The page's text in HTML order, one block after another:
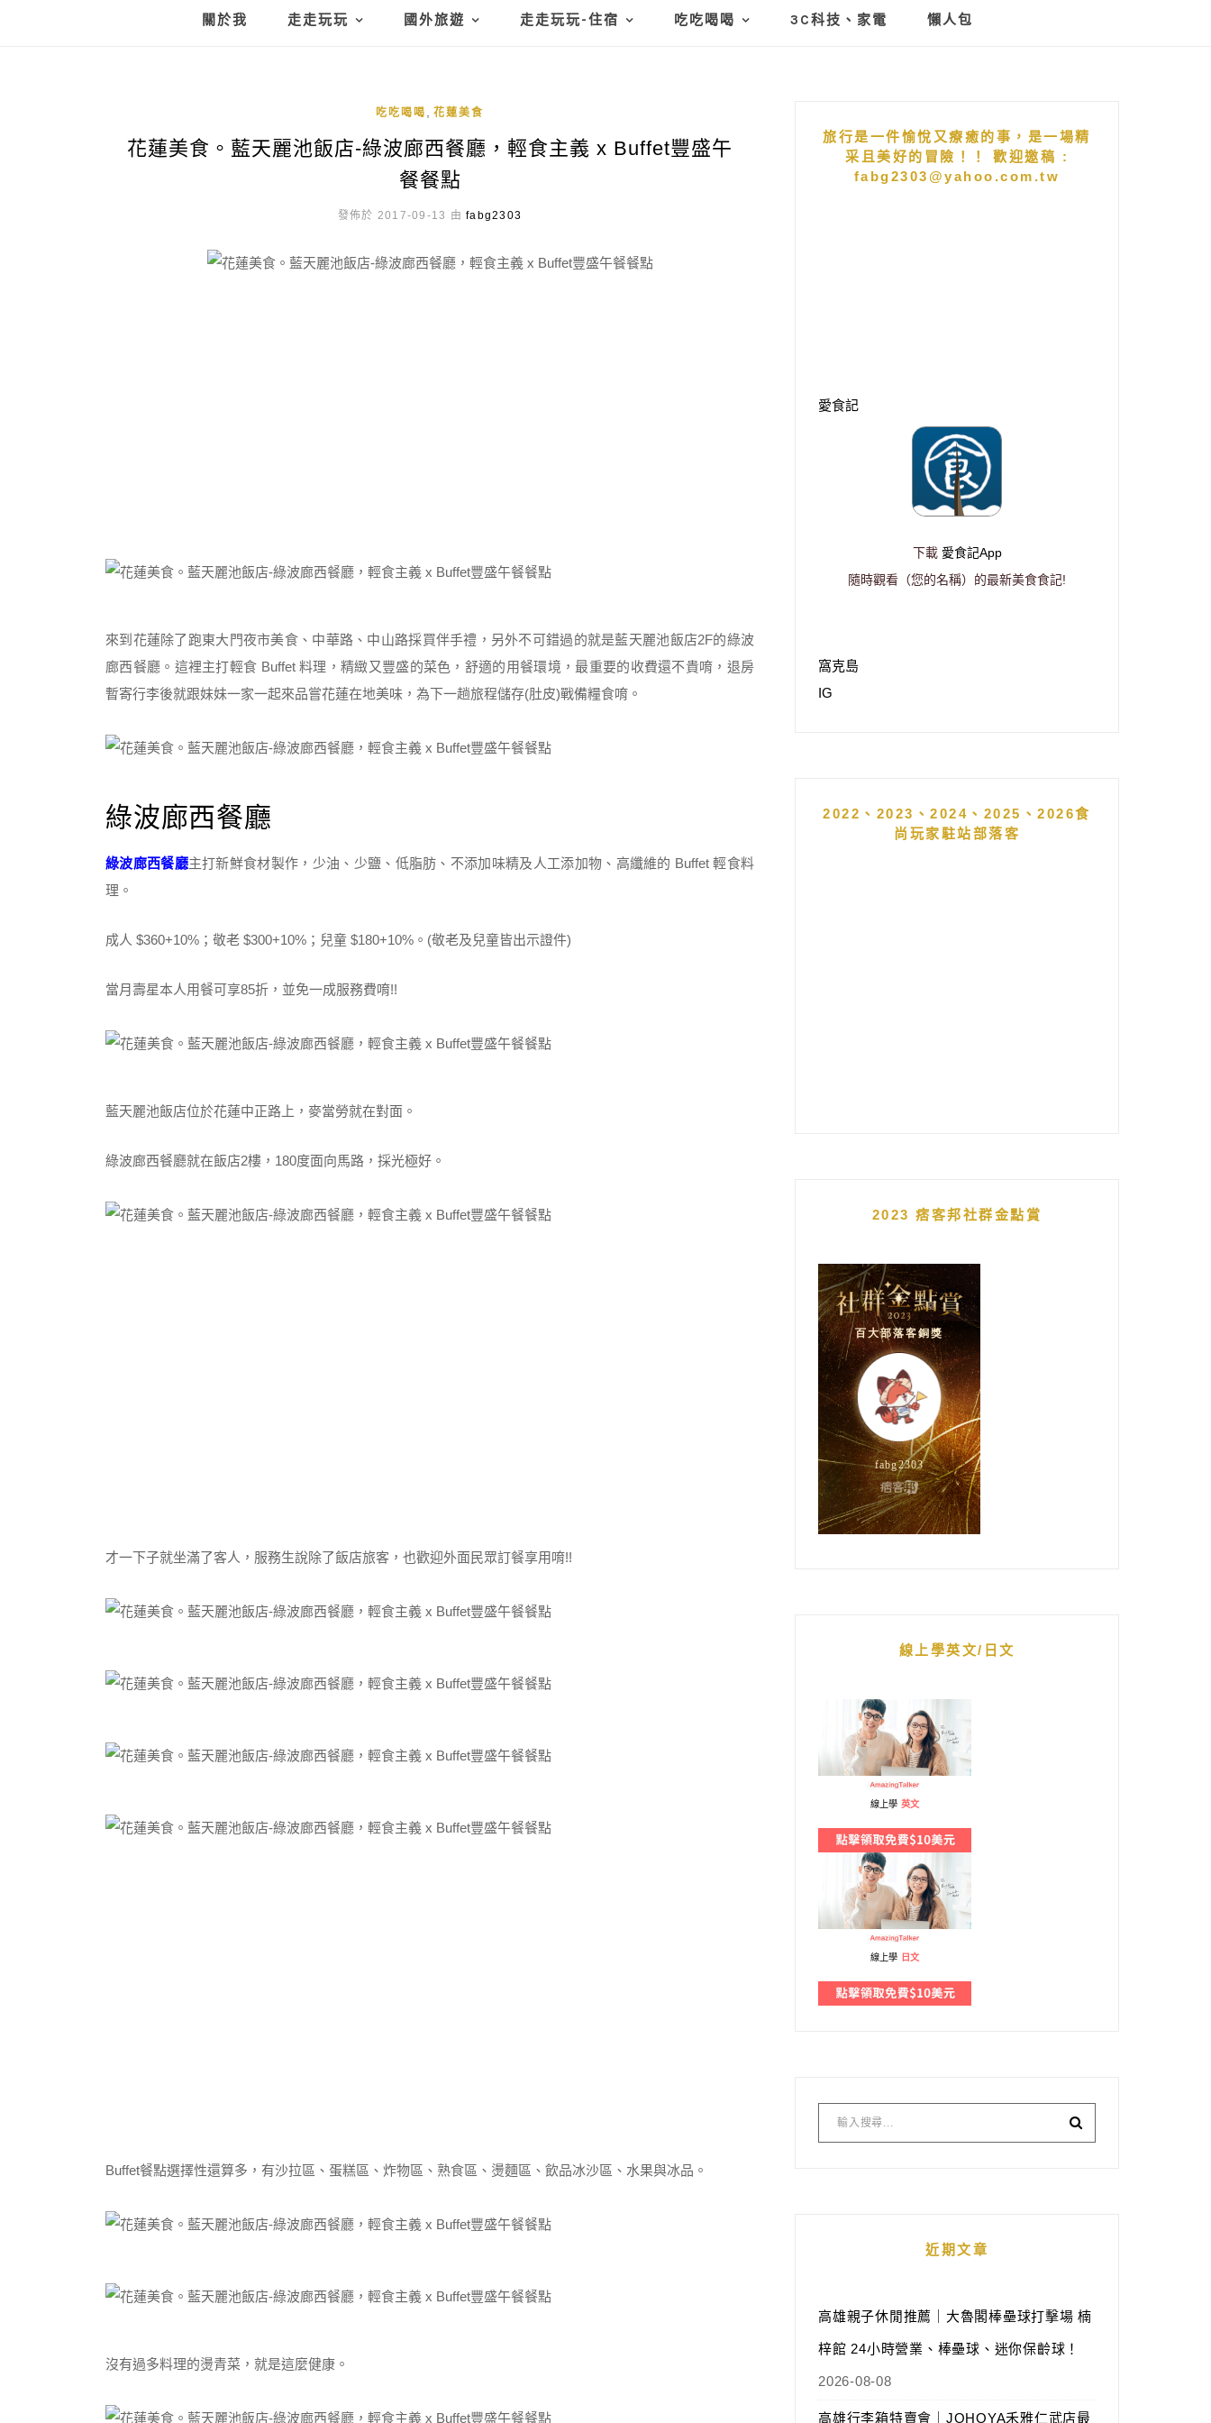
關於我 走走玩玩 國外旅遊 走走玩玩-住宿 吃吃喝喝 3C科技、家電 懶人包
吃吃喝喝 花蓮美食
花蓮美食。藍天麗池飯店-綠波廊西餐廳，輕食主義 x Buffet豐盛午
餐餐點
發佈於 2017-09-13 由fabg2303
來到花蓮除了跑東大門夜市美食、中華路、中山路採買伴手禮，另外不可錯過的就是藍天麗池飯店2F的綠波
廊西餐廳。這裡主打輕食 Buffet 料理，精緻又豐盛的菜色，舒適的用餐環境，最重要的收費還不貴唷，退房
暫寄行李後就跟妹妹一家一起來品嘗花蓮在地美味，為下一趟旅程儲存(肚皮)戰備糧食唷。
綠波廊西餐廳
綠波廊西餐廳主打新鮮食材製作，少油、少鹽、低脂肪、不添加味精及人工添加物、高纖維的 Buffet 輕食料
理。
成人 $360+10%；敬老 $300+10%；兒童 $180+10%。(敬老及兒童皆出示證件)
當月壽星本人用餐可享85折，並免一成服務費唷!!
藍天麗池飯店位於花蓮中正路上，麥當勞就在對面。
綠波廊西餐廳就在飯店2樓，180度面向馬路，採光極好。
才一下子就坐滿了客人，服務生說除了飯店旅客，也歡迎外面民眾訂餐享用唷!!
Buffet餐點選擇性還算多，有沙拉區、蛋糕區、炸物區、熟食區、燙麵區、飲品冰沙區、水果與冰品。
沒有過多料理的燙青菜，就是這麼健康。
旅行是一件愉悅又療癒的事，是一場精
采且美好的冒險！！ 歡迎邀稿 :
fabg2303@yahoo.com.tw
愛食記
下載 愛食記App
隨時觀看（您的名稱）的最新美食食記!
窩克島
IG
2022、2023、2024、2025、2026食
尚玩家駐站部落客
2023 痞客邦社群金點賞
線上學英文/日文
線上學 英文
線上學 日文
近期文章
高雄親子休閒推薦｜大魯閣棒壘球打擊場 楠
梓館 24小時營業、棒壘球、迷你保齡球！
2026-08-08
高雄行李箱特賣會｜JOHOYA禾雅仁武店最